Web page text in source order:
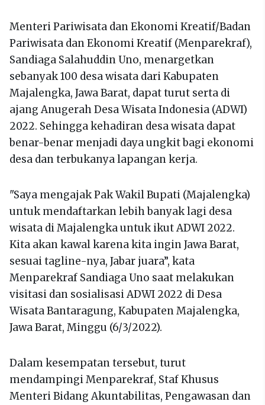
Menteri Pariwisata dan Ekonomi Kreatif/Badan
Pariwisata dan Ekonomi Kreatif (Menparekraf),
Sandiaga Salahuddin Uno, menargetkan
sebanyak 100 desa wisata dari Kabupaten
Majalengka, Jawa Barat, dapat turut serta di
ajang Anugerah Desa Wisata Indonesia (ADWI)
2022. Sehingga kehadiran desa wisata dapat
benar-benar menjadi daya ungkit bagi ekonomi
desa dan terbukanya lapangan kerja.
"Saya mengajak Pak Wakil Bupati (Majalengka)
untuk mendaftarkan lebih banyak lagi desa
wisata di Majalengka untuk ikut ADWI 2022.
Kita akan kawal karena kita ingin Jawa Barat,
sesuai tagline-nya, Jabar juara”, kata
Menparekraf Sandiaga Uno saat melakukan
visitasi dan sosialisasi ADWI 2022 di Desa
Wisata Bantaragung, Kabupaten Majalengka,
Jawa Barat, Minggu (6/3/2022).
Dalam kesempatan tersebut, turut
mendampingi Menparekraf, Staf Khusus
Menteri Bidang Akuntabilitas, Pengawasan dan